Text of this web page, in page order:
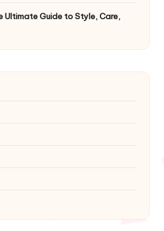
Ultimate Guide to Style, Care,